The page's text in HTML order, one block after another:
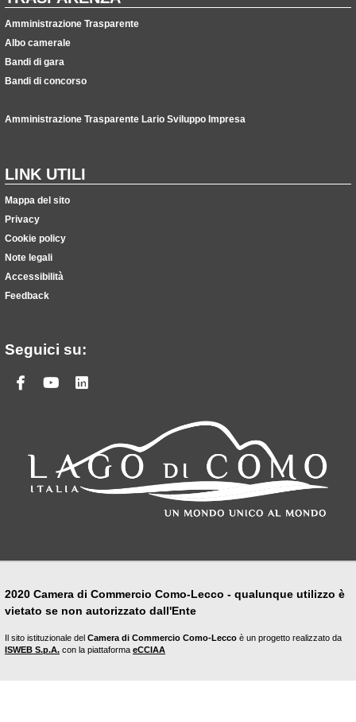
Amministrazione Trasparente
Albo camerale
Bandi di gara
Bandi di concorso
Amministrazione Trasparente Lario Sviluppo Impresa
LINK UTILI
Mappa del sito
Privacy
Cookie policy
Note legali
Accessibilità
Feedback
Seguici su:
Facebook
Youtube
2020 Camera di Commercio Como-Lecco - qualunque utilizzo è
vietato se non autorizzato dall'Ente
Il sito istituzionale del Camera di Commercio Como-Lecco è un progetto realizzato da
ISWEB S.p.A. con la piattaforma eCCIAA